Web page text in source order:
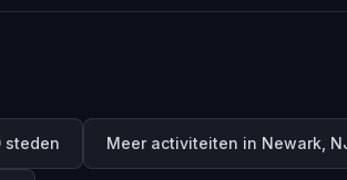
steden Meer activiteiten in Newark,